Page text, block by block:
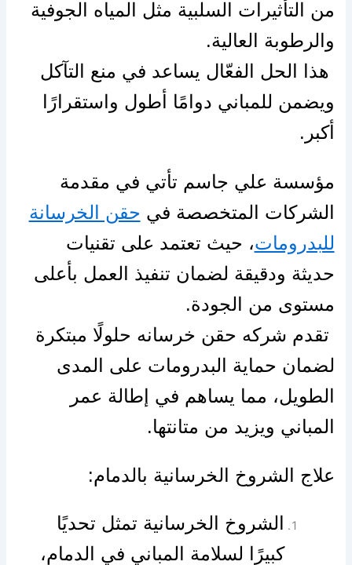
من التأثيرات السلبية مثل المياه الجوفية
والرطوبة العالية.
هذا الحل الفعّال يساعد في منع التآكل
ويضمن للمباني دوامًا أطول واستقرارًا
أكبر.
مؤسسة علي جاسم تأتي في مقدمة
الشركات المتخصصة في حقن الخرسانة
للبدرومات، حيث تعتمد على تقنيات
حديثة ودقيقة لضمان تنفيذ العمل بأعلى
مستوى من الجودة.
تقدم شركه حقن خرسانه حلولًا مبتكرة
لضمان حماية البدرومات على المدى
الطويل، مما يساهم في إطالة عمر
المباني ويزيد من متانتها.
علاج الشروخ الخرسانية بالدمام:
الشروخ الخرسانية تمثل تحديًا
كبيرًا لسلامة المباني في الدمام،